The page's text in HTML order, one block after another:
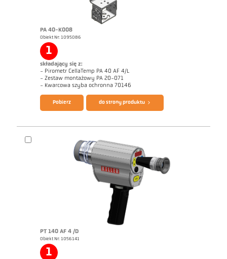
PA 40-K008
Obiekt Nr: 1095086
1
składający się z:
- Pirometr CellaTemp PA 40 AF 4/L
- Zestaw montażowy PA 20-071
- Kwarcowa szyba ochronna 70146
Broszura CellaTemp PA Rysunek wymiarowy PA 40-K008
Pobierz do strony produktu
PT 140 AF 4 /D
Obiekt Nr: 1056141
1